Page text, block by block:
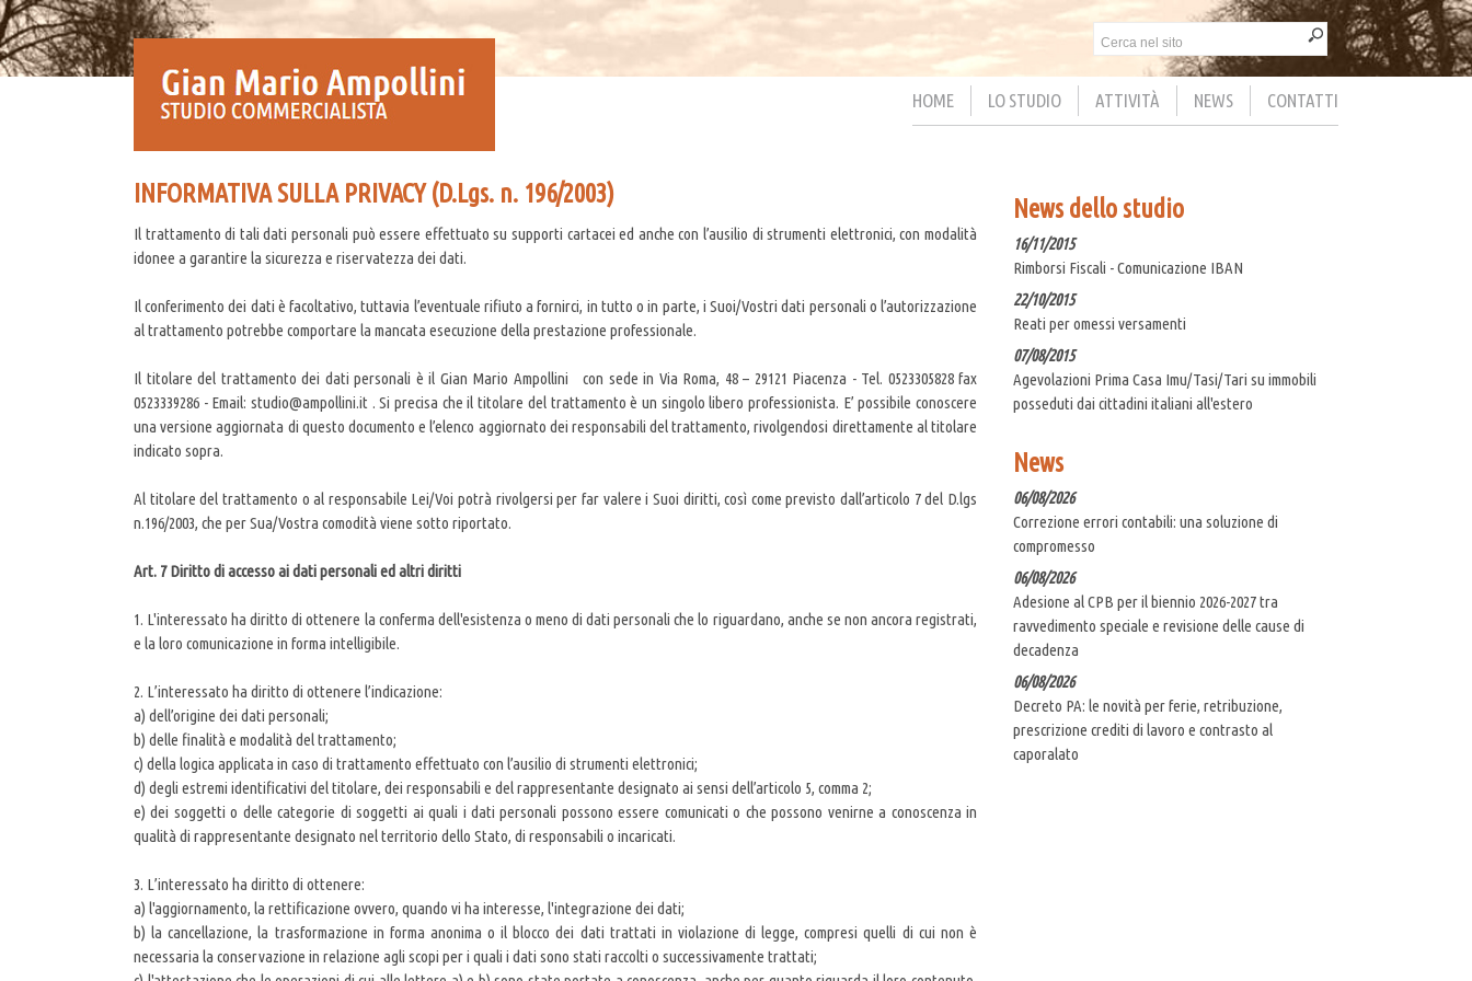
HOME LO STUDIO ATTIVITÀ NEWS CONTATTI
INFORMATIVA SULLA PRIVACY (D.Lgs. n. 196/2003)
Il trattamento di tali dati personali può essere effettuato su supporti cartacei ed anche con l’ausilio di strumenti elettronici, con modalità
idonee a garantire la sicurezza e riservatezza dei dati.
Il conferimento dei dati è facoltativo, tuttavia l’eventuale rifiuto a fornirci, in tutto o in parte, i Suoi/Vostri dati personali o l’autorizzazione
al trattamento potrebbe comportare la mancata esecuzione della prestazione professionale.
Il titolare del trattamento dei dati personali è il Gian Mario Ampollini con sede in Via Roma, 48 – 29121 Piacenza - Tel. 0523305828 fax
0523339286 - Email: studio@ampollini.it . Si precisa che il titolare del trattamento è un singolo libero professionista. E’ possibile conoscere
una versione aggiornata di questo documento e l’elenco aggiornato dei responsabili del trattamento, rivolgendosi direttamente al titolare
indicato sopra.
Al titolare del trattamento o al responsabile Lei/Voi potrà rivolgersi per far valere i Suoi diritti, così come previsto dall’articolo 7 del D.lgs
n.196/2003, che per Sua/Vostra comodità viene sotto riportato.
Art. 7 Diritto di accesso ai dati personali ed altri diritti
1. L'interessato ha diritto di ottenere la conferma dell'esistenza o meno di dati personali che lo riguardano, anche se non ancora registrati,
e la loro comunicazione in forma intelligibile.
2. L’interessato ha diritto di ottenere l’indicazione:
a) dell’origine dei dati personali;
b) delle finalità e modalità del trattamento;
c) della logica applicata in caso di trattamento effettuato con l’ausilio di strumenti elettronici;
d) degli estremi identificativi del titolare, dei responsabili e del rappresentante designato ai sensi dell’articolo 5, comma 2;
e) dei soggetti o delle categorie di soggetti ai quali i dati personali possono essere comunicati o che possono venirne a conoscenza in
qualità di rappresentante designato nel territorio dello Stato, di responsabili o incaricati.
3. L’interessato ha diritto di ottenere:
a) l'aggiornamento, la rettificazione ovvero, quando vi ha interesse, l'integrazione dei dati;
b) la cancellazione, la trasformazione in forma anonima o il blocco dei dati trattati in violazione di legge, compresi quelli di cui non è
necessaria la conservazione in relazione agli scopi per i quali i dati sono stati raccolti o successivamente trattati;
News dello studio
16/11/2015
Rimborsi Fiscali - Comunicazione IBAN
22/10/2015
Reati per omessi versamenti
07/08/2015
Agevolazioni Prima Casa Imu/Tasi/Tari su immobili
posseduti dai cittadini italiani all'estero
News
06/08/2026
Correzione errori contabili: una soluzione di
compromesso
06/08/2026
Adesione al CPB per il biennio 2026-2027 tra
ravvedimento speciale e revisione delle cause di
decadenza
06/08/2026
Decreto PA: le novità per ferie, retribuzione,
prescrizione crediti di lavoro e contrasto al
caporalato